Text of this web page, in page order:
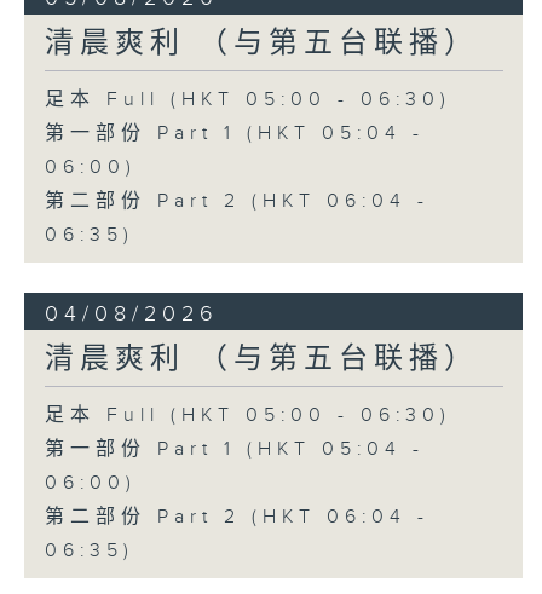
清晨爽利 （与第五台联播）
足本 Full (HKT 05:00 - 06:30)
第一部份 Part 1 (HKT 05:04 -
06:00)
第二部份 Part 2 (HKT 06:04 -
06:35)
04/08/2026
清晨爽利 （与第五台联播）
足本 Full (HKT 05:00 - 06:30)
第一部份 Part 1 (HKT 05:04 -
06:00)
第二部份 Part 2 (HKT 06:04 -
06:35)